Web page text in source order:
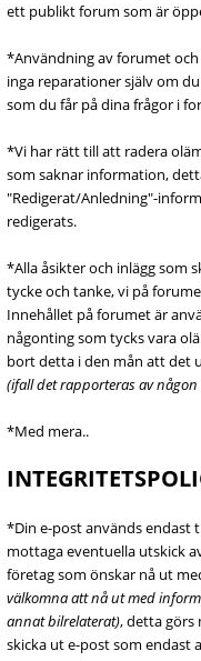
ett publikt forum som är
*Användning av forumet
inga reparationer själv om
som du får på dina frågor i
*Vi har rätt till att radera
som saknar information,
"Redigerat/Anledning"-
redigerats.
*Alla åsikter och inlägg som
tycke och tanke, vi på
Innehållet på forumet är
någonting som tycks vara
bort detta i den mån att det
(ifall det rapporteras av någon
*Med mera..
*Din e-post används endast
mottaga eventuella utskick
företag som önskar nå ut
välkomna att nå ut med
annat bilrelaterat), detta görs
skicka ut e-post som endast